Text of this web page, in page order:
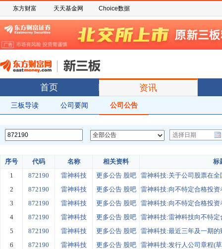
东方财富 天天基金网 Choice数据
首页 资讯
三板导读 公司要闻 公司公告
序号 代码 名称 相关资料
标
1
872190 雷神科技 更多公告 股吧
雷神科技:关于公司股票在全
2
872190 雷神科技 更多公告 股吧
雷神科技:向不特定合格投资
3
872190 雷神科技 更多公告 股吧
雷神科技:向不特定合格投资
4
872190 雷神科技 更多公告 股吧
雷神科技:雷神科技向不特定
5
872190 雷神科技 更多公告 股吧
雷神科技:最近三年及一期
6
872190 雷神科技 更多公告 股吧
雷神科技:发行人公司章程(